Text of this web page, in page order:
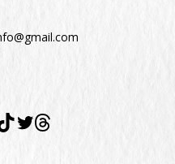
Twitter
Twitter